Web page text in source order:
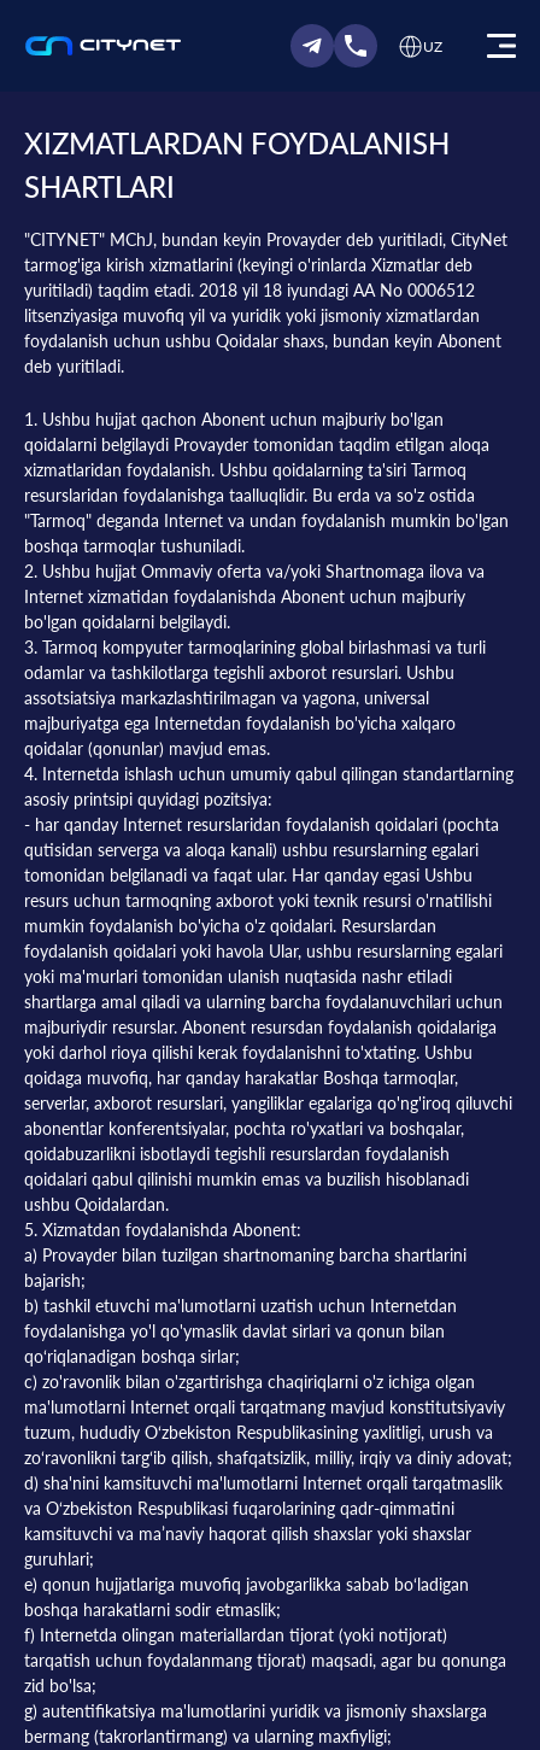
UZ
XIZMATLARDAN FOYDALANISH
SHARTLARI
"CITYNET" MChJ, bundan keyin Provayder deb yuritiladi, CityNet
tarmog'iga kirish xizmatlarini (keyingi o'rinlarda Xizmatlar deb
yuritiladi) taqdim etadi. 2018 yil 18 iyundagi AA No 0006512
litsenziyasiga muvofiq yil va yuridik yoki jismoniy xizmatlardan
foydalanish uchun ushbu Qoidalar shaxs, bundan keyin Abonent
deb yuritiladi.
1. Ushbu hujjat qachon Abonent uchun majburiy bo'lgan
qoidalarni belgilaydi Provayder tomonidan taqdim etilgan aloqa
xizmatlaridan foydalanish. Ushbu qoidalarning ta'siri Tarmoq
resurslaridan foydalanishga taalluqlidir. Bu erda va so'z ostida
"Tarmoq" deganda Internet va undan foydalanish mumkin bo'lgan
boshqa tarmoqlar tushuniladi.
2. Ushbu hujjat Ommaviy oferta va/yoki Shartnomaga ilova va
Internet xizmatidan foydalanishda Abonent uchun majburiy
bo'lgan qoidalarni belgilaydi.
3. Tarmoq kompyuter tarmoqlarining global birlashmasi va turli
odamlar va tashkilotlarga tegishli axborot resurslari. Ushbu
assotsiatsiya markazlashtirilmagan va yagona, universal
majburiyatga ega Internetdan foydalanish bo'yicha xalqaro
qoidalar (qonunlar) mavjud emas.
4. Internetda ishlash uchun umumiy qabul qilingan standartlarning
asosiy printsipi quyidagi pozitsiya:
- har qanday Internet resurslaridan foydalanish qoidalari (pochta
qutisidan serverga va aloqa kanali) ushbu resurslarning egalari
tomonidan belgilanadi va faqat ular. Har qanday egasi Ushbu
resurs uchun tarmoqning axborot yoki texnik resursi o'rnatilishi
mumkin foydalanish bo'yicha o'z qoidalari. Resurslardan
foydalanish qoidalari yoki havola Ular, ushbu resurslarning egalari
yoki ma'murlari tomonidan ulanish nuqtasida nashr etiladi
shartlarga amal qiladi va ularning barcha foydalanuvchilari uchun
majburiydir resurslar. Abonent resursdan foydalanish qoidalariga
yoki darhol rioya qilishi kerak foydalanishni to'xtating. Ushbu
qoidaga muvofiq, har qanday harakatlar Boshqa tarmoqlar,
serverlar, axborot resurslari, yangiliklar egalariga qo'ng'iroq qiluvchi
abonentlar konferentsiyalar, pochta ro'yxatlari va boshqalar,
qoidabuzarlikni isbotlaydi tegishli resurslardan foydalanish
qoidalari qabul qilinishi mumkin emas va buzilish hisoblanadi
ushbu Qoidalardan.
5. Xizmatdan foydalanishda Abonent:
a) Provayder bilan tuzilgan shartnomaning barcha shartlarini
bajarish;
b) tashkil etuvchi ma'lumotlarni uzatish uchun Internetdan
foydalanishga yo'l qo'ymaslik davlat sirlari va qonun bilan
qo‘riqlanadigan boshqa sirlar;
c) zo'ravonlik bilan o'zgartirishga chaqiriqlarni o'z ichiga olgan
ma'lumotlarni Internet orqali tarqatmang mavjud konstitutsiyaviy
tuzum, hududiy O‘zbekiston Respublikasining yaxlitligi, urush va
zo‘ravonlikni targ‘ib qilish, shafqatsizlik, milliy, irqiy va diniy adovat;
d) sha'nini kamsituvchi ma'lumotlarni Internet orqali tarqatmaslik
va O‘zbekiston Respublikasi fuqarolarining qadr-qimmatini
kamsituvchi va ma’naviy haqorat qilish shaxslar yoki shaxslar
guruhlari;
e) qonun hujjatlariga muvofiq javobgarlikka sabab bo‘ladigan
boshqa harakatlarni sodir etmaslik;
f) Internetda olingan materiallardan tijorat (yoki notijorat)
tarqatish uchun foydalanmang tijorat) maqsadi, agar bu qonunga
zid bo'lsa;
g) autentifikatsiya ma'lumotlarini yuridik va jismoniy shaxslarga
bermang (takrorlantirmang) va ularning maxfiyligi;